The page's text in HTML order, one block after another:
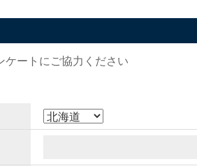
ケートにご協力ください